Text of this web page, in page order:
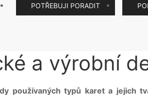
POTŘEBUJI PORADIT
a výrobní
používaných typů karet a jejich